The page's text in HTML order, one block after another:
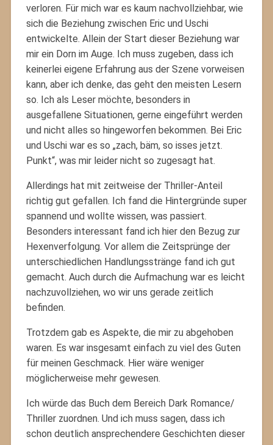
verloren. Für mich war es kaum nachvollziehbar, wie
sich die Beziehung zwischen Eric und Uschi
entwickelte. Allein der Start dieser Beziehung war
mir ein Dorn im Auge. Ich muss zugeben, dass ich
keinerlei eigene Erfahrung aus der Szene vorweisen
kann, aber ich denke, das geht den meisten Lesern
so. Ich als Leser möchte, besonders in
ausgefallene Situationen, gerne eingeführt werden
und nicht alles so hingeworfen bekommen. Bei Eric
und Uschi war es so „zach, bäm, so isses jetzt.
Punkt“, was mir leider nicht so zugesagt hat.
Allerdings hat mit zeitweise der Thriller-Anteil
richtig gut gefallen. Ich fand die Hintergründe super
spannend und wollte wissen, was passiert.
Besonders interessant fand ich hier den Bezug zur
Hexenverfolgung. Vor allem die Zeitsprünge der
unterschiedlichen Handlungsstränge fand ich gut
gemacht. Auch durch die Aufmachung war es leicht
nachzuvollziehen, wo wir uns gerade zeitlich
befinden.
Trotzdem gab es Aspekte, die mir zu abgehoben
waren. Es war insgesamt einfach zu viel des Guten
für meinen Geschmack. Hier wäre weniger
möglicherweise mehr gewesen.
Ich würde das Buch dem Bereich Dark Romance/
Thriller zuordnen. Und ich muss sagen, dass ich
schon deutlich ansprechendere Geschichten dieser